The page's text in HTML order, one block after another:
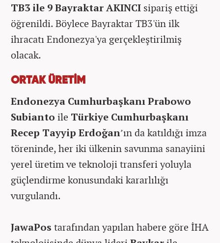
TB3 ile 9 Bayraktar AKINCI sipariş ettiği
öğrenildi. Böylece Bayraktar TB3'ün ilk
ihracatı Endonezya'ya gerçekleştirilmiş
olacak.
ORTAK ÜRETİM
Endonezya Cumhurbaşkanı Prabowo
Subianto ile Türkiye Cumhurbaşkanı
Recep Tayyip Erdoğan’ın da katıldığı imza
töreninde, her iki ülkenin savunma sanayiini
yerel üretim ve teknoloji transferi yoluyla
güçlendirme konusundaki kararlılığı
vurgulandı.
JawaPos tarafından yapılan habere göre İHA